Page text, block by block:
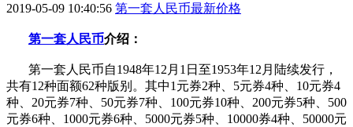
2019-05-09 10:40:56 第一套人民币最新价格
第一套人民币介绍：
第一套人民币自1948年12月1日至1953年12月陆续发行，
共有12种面额62种版别。其中1元券2种、5元券4种、10元券4
种、20元券7种、50元券7种、100元券10种、200元券5种、500
元券6种、1000元券6种、5000元券5种、10000券4种、50000元